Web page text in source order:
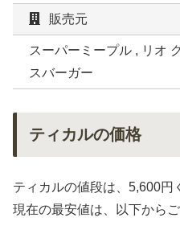
販売元
スーパーミープル , リオ
スバーガー
ティカルの価格
ティカルの値段は、5,600円
現在の最安値は、以下からご